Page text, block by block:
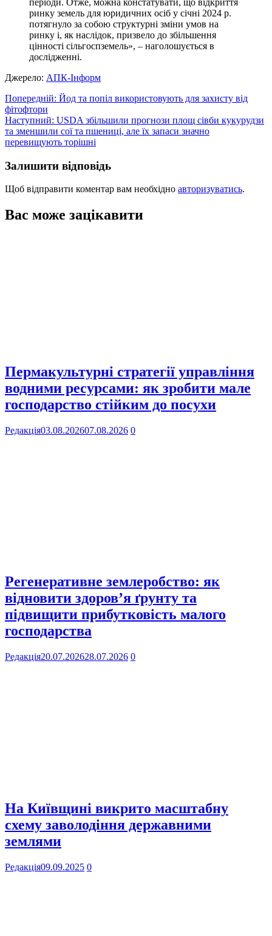
ринку земель для юридичних осіб у січні 2024 р.
потягнуло за собою структурні зміни умов на
ринку і, як наслідок, призвело до збільшення
цінності сільгоспземель», – наголошується в
дослідженні.
Джерело: АПК-Інформ
Навігація
записів
Попередній: Йод та попіл використовують для захисту від
фітофтори
Наступний: USDA збільшили прогнози площ сівби кукурудзи
та зменшили сої та пшениці, але їх запаси значно
перевищують торішні
Залишити відповідь
Щоб відправити коментар вам необхідно авторизуватись.
Вас може зацікавити
Пермакультурні стратегії управління
водними ресурсами: як зробити мале
господарство стійким до посухи
Редакція03.08.202607.08.2026 0
Регенеративне землеробство: як
відновити здоров’я ґрунту та
підвищити прибутковість малого
господарства
Редакція20.07.202628.07.2026 0
На Київщині викрито масштабну
схему заволодіння державними
землями
Редакція09.09.2025 0